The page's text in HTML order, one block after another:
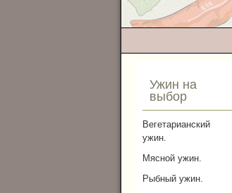
Ужин на
выбор
Вегетарианский
ужин.
Мясной ужин.
Рыбный ужин.